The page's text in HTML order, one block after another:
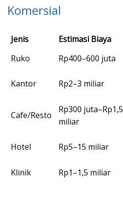
Komersial
Jenis Estimasi Biaya
Ruko
Rp400–600 juta
Kantor Rp2–3 miliar
Cafe/Resto
Rp300 juta–Rp1,5
miliar
Hotel Rp5–15 miliar
Klinik
Rp1–1,5 miliar